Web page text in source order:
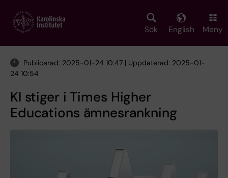
main
Sök English Meny
Publicerad: 2025-01-24 10:47 | Uppdaterad: 2025-01-
24 10:54
KI stiger i Times Higher
Educations ämnesrankning